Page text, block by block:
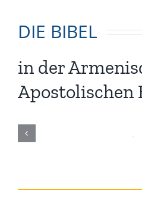
DIE BIBEL
in der
Apostolischen